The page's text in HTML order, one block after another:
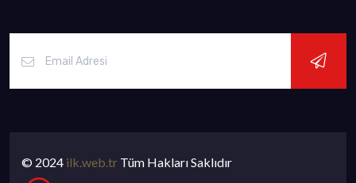
© 2024 ilk.web.tr Tüm Hakları Saklıdır